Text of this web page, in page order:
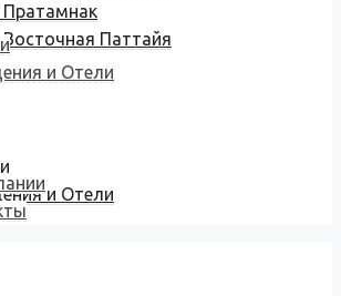
Паттайя
и Отели
и Отели